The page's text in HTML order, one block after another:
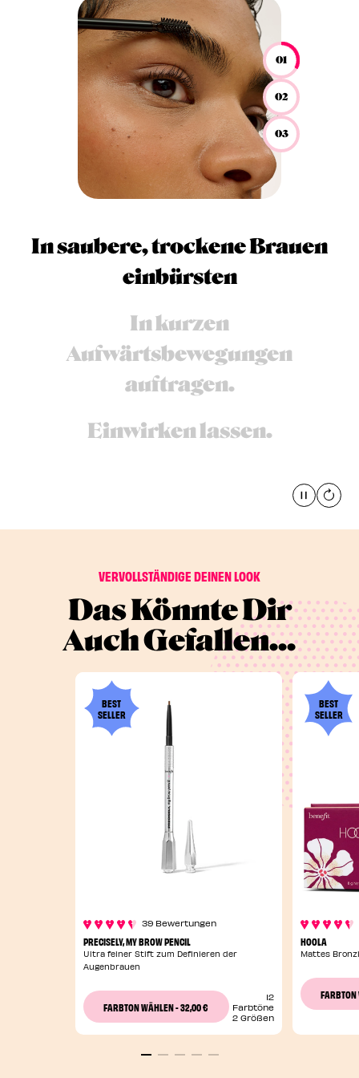
In saubere, trockene Brauen
einbürsten
In kurzen
Aufwärtsbewegungen
auftragen.
Einwirken lassen.
01
02
03
Pause
VERVOLLSTÄNDIGE DEINEN LOOK
Das Könnte Dir
Auch Gefallen...
BEST
SELLER
39 Bewertungen
PRECISELY, MY BROW PENCIL
Ultra feiner Stift zum Definieren der
Augenbrauen
FARBTON WÄHLEN-32,00 €
12
Farbtöne
2 Größen
BEST
SELLER
HOOLA
Mattes